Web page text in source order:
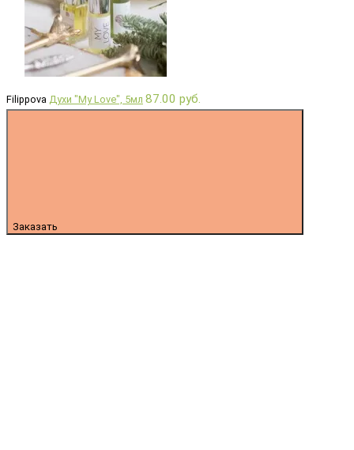
Filippova Духи "My Love", 5мл 87.00 руб.
Заказать